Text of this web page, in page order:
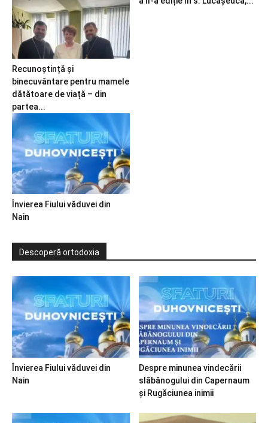
Recunoștință și
binecuvântare pentru mamele
dătătoare de viață – din
partea...
Învierea Fiului văduvei din
Nain
Descoperă ortodoxia
Învierea Fiului văduvei din
Nain
Despre minunea vindecării
slăbănogului din Capernaum
și Rugăciunea inimii